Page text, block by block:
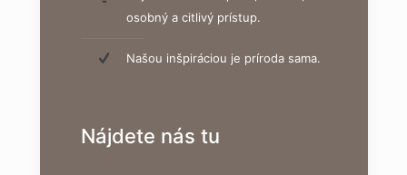
osobný a citlivý prístup.
Našou inšpiráciou je príroda sama.
Nájdete nás tu